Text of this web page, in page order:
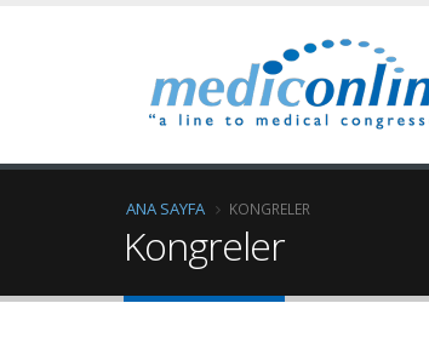
ANA SAYFA KONGRELER
Kongreler